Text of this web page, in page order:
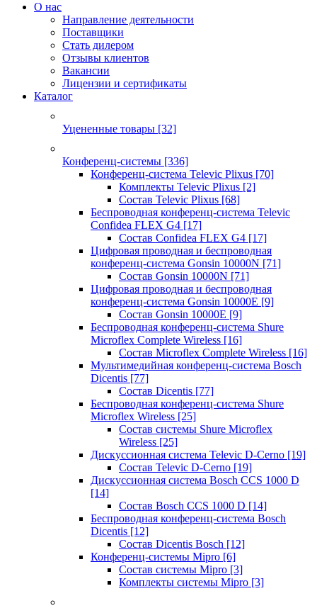
О нас
Направление деятельности
Поставщики
Стать дилером
Отзывы клиентов
Вакансии
Лицензии и сертификаты
Каталог
Уцененные товары [32]
Конференц-системы [336]
Конференц-система Televic Plixus [70]
Комплекты Televic Plixus [2]
Состав Televic Plixus [68]
Беспроводная конференц-система Televic
Confidea FLEX G4 [17]
Состав Confidea FLEX G4 [17]
Цифровая проводная и беспроводная
конференц-система Gonsin 10000N [71]
Состав Gonsin 10000N [71]
Цифровая проводная и беспроводная
конференц-система Gonsin 10000E [9]
Состав Gonsin 10000E [9]
Беспроводная конференц-система Shure
Microflex Complete Wireless [16]
Состав Microflex Complete Wireless [16]
Мультимедийная конференц-система Bosch
Dicentis [77]
Состав Dicentis [77]
Беспроводная конференц-система Shure
Microflex Wireless [25]
Состав системы Shure Microflex
Wireless [25]
Дискуссионная система Televic D-Cerno [19]
Состав Televic D-Cerno [19]
Дискуссионная система Bosch CCS 1000 D
[14]
Состав Bosch CCS 1000 D [14]
Беспроводная конференц-система Bosch
Dicentis [12]
Состав Dicentis Bosch [12]
Конференц-системы Mipro [6]
Состав системы Mipro [3]
Комплекты системы Mipro [3]